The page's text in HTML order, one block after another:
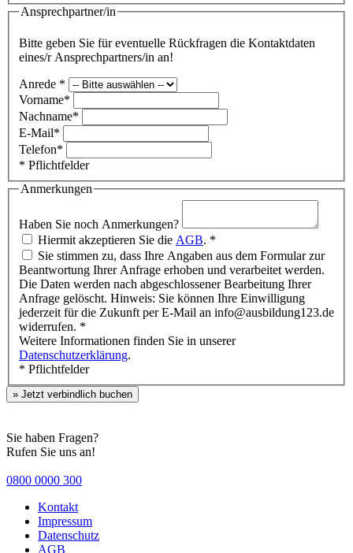
Ansprechpartner/in
Bitte geben Sie für eventuelle Rückfragen die Kontaktdaten
eines/r Ansprechpartners/in an!
Anrede *
Vorname*
Nachname*
E-Mail*
Telefon*
* Pflichtfelder
Anmerkungen
Haben Sie noch Anmerkungen?
Hiermit akzeptieren Sie die AGB. *
Sie stimmen zu, dass Ihre Angaben aus dem Formular zur
Beantwortung Ihrer Anfrage erhoben und verarbeitet werden.
Die Daten werden nach abgeschlossener Bearbeitung Ihrer
Anfrage gelöscht. Hinweis: Sie können Ihre Einwilligung
jederzeit für die Zukunft per E-Mail an info@ausbildung123.de
widerrufen. *
Weitere Informationen finden Sie in unserer
Datenschutzerklärung.
* Pflichtfelder
» Jetzt verbindlich buchen
Sie haben Fragen?
Rufen Sie uns an!
0800 0000 300
Kontakt
Impressum
Datenschutz
AGB